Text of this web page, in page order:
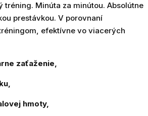
tréning. Minúta za minútou. Absolútne
prestávkou. V porovnaní
efektívne vo viacerých
zaťaženie,
hmoty,